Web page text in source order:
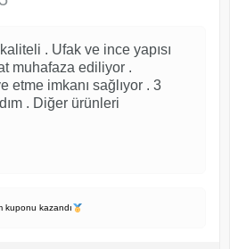
. Ufak ve ince yapısı
muhafaza ediliyor .
etme imkanı sağlıyor . 3
. Diğer ürünleri
kuponu kazandı